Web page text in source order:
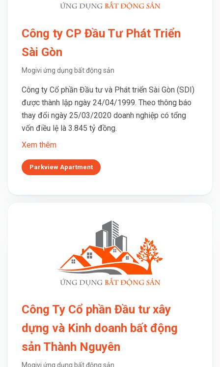
Công ty CP Đầu Tư Phát Triển
Sài Gòn
Mogivi ứng dụng bất động sản
Công ty Cổ phần Đầu tư và Phát triển Sài Gòn (SDI)
được thành lập ngày 24/04/1999. Theo thông báo
thay đổi ngày 25/03/2020 doanh nghiệp có tổng
vốn điều lệ là 3.845 tỷ đồng.
Xem thêm
Parkview Apartment
Công Ty Cổ phần Đầu tư xây
dựng và Kinh doanh bất động
sản Thành Nguyên
Mogivi ứng dụng bất động sản